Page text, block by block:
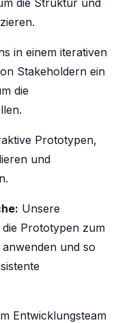
in einem iterativen
Stakeholdern ein
die
Prototypen,
und
Unsere
Prototypen zum
und so
Entwicklungsteam